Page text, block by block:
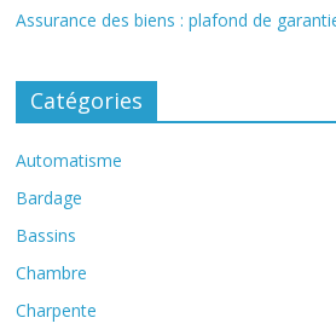
Assurance des biens : plafond de
Catégories
Automatisme
Bardage
Bassins
Chambre
Charpente